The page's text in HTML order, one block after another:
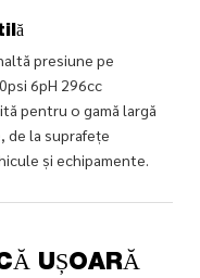
presiune pe
6pH 296cc
pentru o gamă largă
de la suprafețe
și echipamente.
UȘOARĂ